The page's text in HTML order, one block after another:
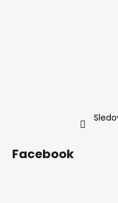
Facebook